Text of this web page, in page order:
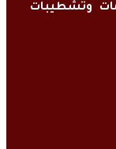
وتشطيبات